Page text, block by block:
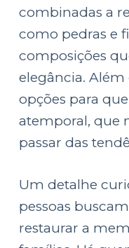
combinadas a
como pedras e
composições
elegância. Além
opções para
atemporal, que
passar das
Um detalhe
pessoas
restaurar a